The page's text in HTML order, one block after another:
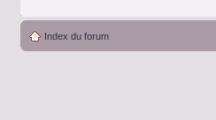
Index du forum